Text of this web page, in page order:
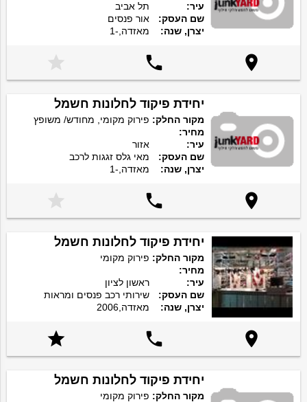
עיר:
תל אביב
שם העסק:
אור פנסים
יצרן, שנה:
מאזדה,-1



יחידת פיקוד לחלונות חשמל
מקור החלק: פירוק מקומי, מחודש/ משופץ
מחיר:
עיר:
אזור
שם העסק:
מאי גלס זגגות לרכב
יצרן, שנה:
מאזדה,-1



יחידת פיקוד לחלונות חשמל
מקור החלק: פירוק מקומי
מחיר:
עיר:
ראשון לציון
שם העסק:
שירותי רכב פנסים ומראות
יצרן, שנה:
מאזדה,2006



יחידת פיקוד לחלונות חשמל
מקור החלק: פירוק מקומי